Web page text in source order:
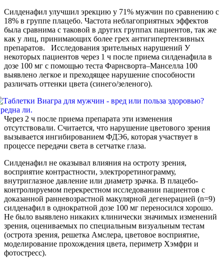
Силденафил улучшил эрекцию у 71% мужчин по сравнению с
18% в группе плацебо. Частота неблагоприятных эффектов
была сравнима с таковой в других группах пациентов, так же
как у лиц, принимающих более грех антигипертензивных
препаратов. Исследования зрительных нарушений У
некоторых пациентов через 1 ч после приема силденафила в
дозе 100 мг с помощью теста Фарнсворта–Манселла 100
выявлено легкое и преходящее нарушение способности
различать оттенки цвета (синего/зеленого).
Через 2 ч после приема препарата эти изменения
отсутствовали. Считается, что нарушение цветового зрения
вызывается ингибированием ФДЭ6, которая участвует в
процессе передачи света в сетчатке глаза.
Силденафил не оказывал влияния на остроту зрения,
восприятие контрастности, электроретинограмму,
внутриглазное давление или диаметр зрачка. В плацебо-
контролируемом перекрестном исследовании пациентов с
доказанной ранневозрастной макулярной дегенерацией (n=9)
силденафил в однократной дозе 100 мг переносился хорошо.
Не было выявлено никаких клинически значимых изменений
зрения, оцениваемых по специальным визуальным тестам
(острота зрения, решетка Амслера, цветовое восприятие,
моделирование прохождения цвета, периметр Хэмфри и
фотостресс).